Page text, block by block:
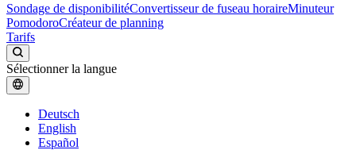
Sondage de disponibilitéConvertisseur de fuseau horaireMinuteur
PomodoroCréateur de planning
Tarifs
Sélectionner la langue
Deutsch
English
Español